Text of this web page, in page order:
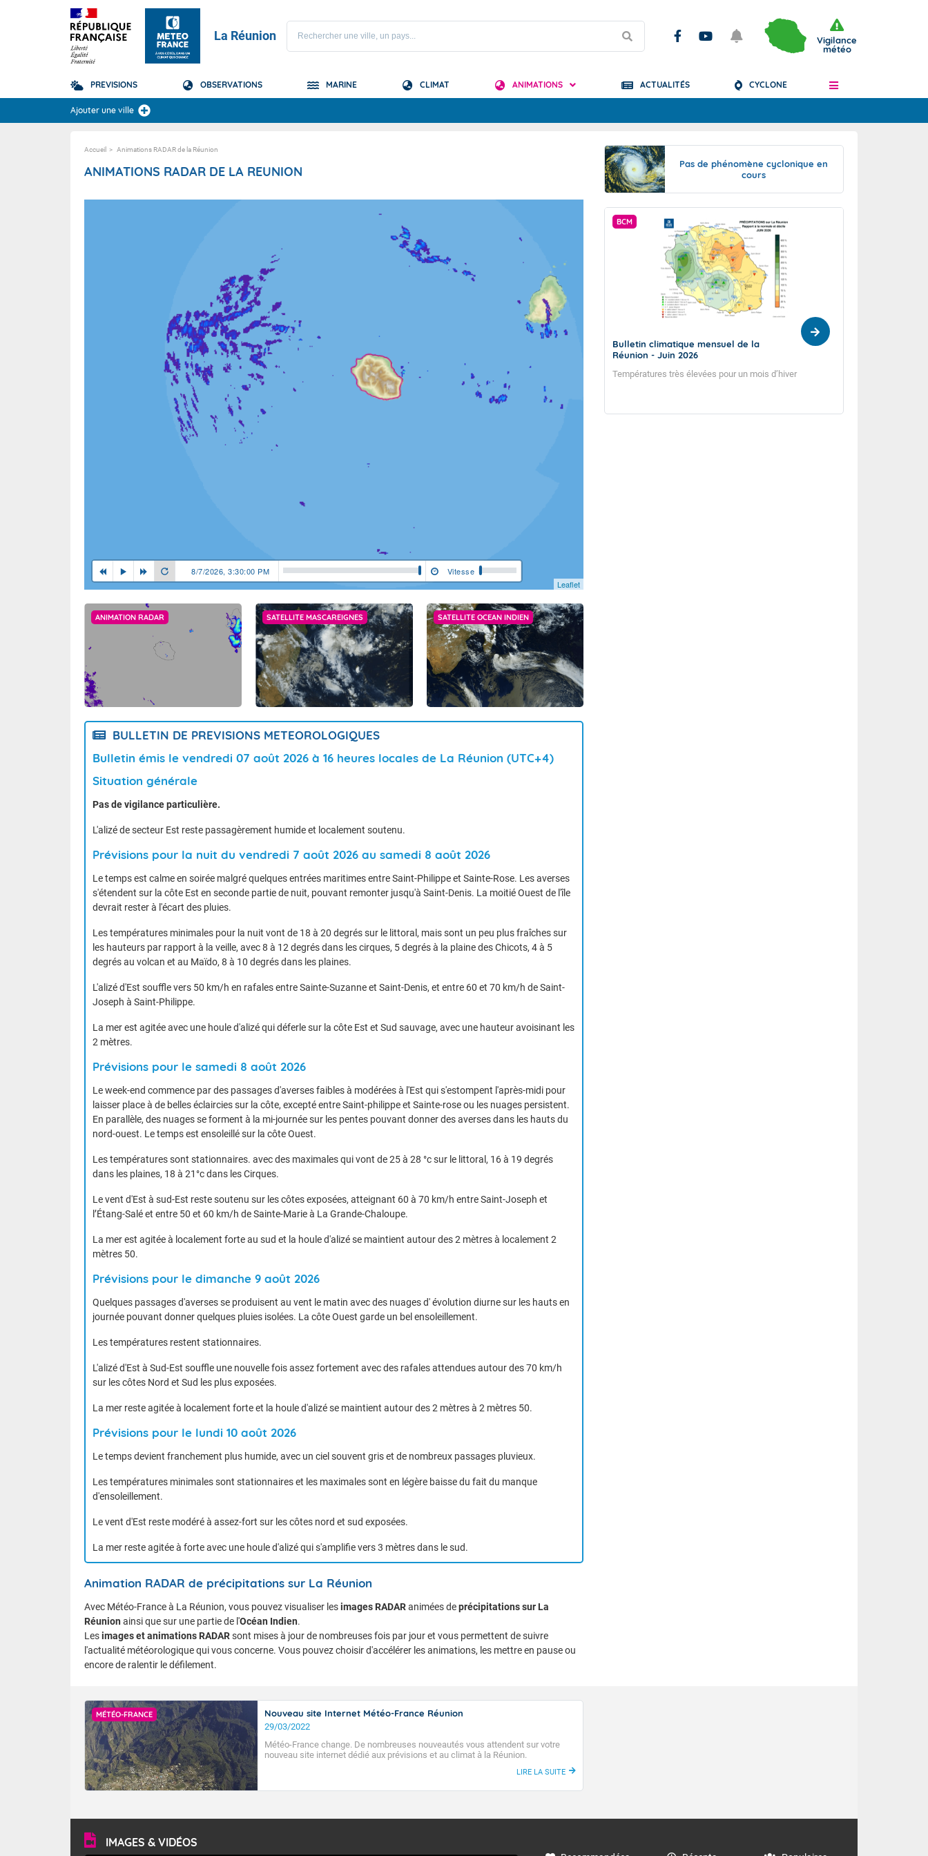
La Réunion
Prévisions
TOUS LES RÉSULTATS
Articles
Vigilance
météo
PREVISIONS OBSERVATIONS MARINE CLIMAT ANIMATIONS ACTUALITÉS CYCLONE
Ajouter une ville
Accueil Animations RADAR de la Réunion
ANIMATIONS RADAR DE LA REUNION
8/7/2026, 3:30:00 PM
Vitesse
Leaflet
ANIMATION RADAR SATELLITE MASCAREIGNES SATELLITE OCEAN INDIEN
BULLETIN DE PREVISIONS METEOROLOGIQUES
Bulletin émis le vendredi 07 août 2026 à 16 heures locales de La Réunion (UTC+4)
Situation générale
Pas de vigilance particulière.
L'alizé de secteur Est reste passagèrement humide et localement soutenu.
Prévisions pour la nuit du vendredi 7 août 2026 au samedi 8 août 2026
Le temps est calme en soirée malgré quelques entrées maritimes entre Saint-Philippe et Sainte-Rose. Les averses
s'étendent sur la côte Est en seconde partie de nuit, pouvant remonter jusqu'à Saint-Denis. La moitié Ouest de l'île
devrait rester à l'écart des pluies.
Les températures minimales pour la nuit vont de 18 à 20 degrés sur le littoral, mais sont un peu plus fraîches sur
les hauteurs par rapport à la veille, avec 8 à 12 degrés dans les cirques, 5 degrés à la plaine des Chicots, 4 à 5
degrés au volcan et au Maïdo, 8 à 10 degrés dans les plaines.
L'alizé d'Est souffle vers 50 km/h en rafales entre Sainte-Suzanne et Saint-Denis, et entre 60 et 70 km/h de Saint-
Joseph à Saint-Philippe.
La mer est agitée avec une houle d'alizé qui déferle sur la côte Est et Sud sauvage, avec une hauteur avoisinant les
2 mètres.
Prévisions pour le samedi 8 août 2026
Le week-end commence par des passages d'averses faibles à modérées à l'Est qui s'estompent l'après-midi pour
laisser place à de belles éclaircies sur la côte, excepté entre Saint-philippe et Sainte-rose ou les nuages persistent.
En parallèle, des nuages se forment à la mi-journée sur les pentes pouvant donner des averses dans les hauts du
nord-ouest. Le temps est ensoleillé sur la côte Ouest.
Les températures sont stationnaires. avec des maximales qui vont de 25 à 28 °c sur le littoral, 16 à 19 degrés
dans les plaines, 18 à 21°c dans les Cirques.
Le vent d'Est à sud-Est reste soutenu sur les côtes exposées, atteignant 60 à 70 km/h entre Saint-Joseph et
l’Étang-Salé et entre 50 et 60 km/h de Sainte-Marie à La Grande-Chaloupe.
La mer est agitée à localement forte au sud et la houle d'alizé se maintient autour des 2 mètres à localement 2
mètres 50.
Prévisions pour le dimanche 9 août 2026
Quelques passages d'averses se produisent au vent le matin avec des nuages d' évolution diurne sur les hauts en
journée pouvant donner quelques pluies isolées. La côte Ouest garde un bel ensoleillement.
Les températures restent stationnaires.
L'alizé d'Est à Sud-Est souffle une nouvelle fois assez fortement avec des rafales attendues autour des 70 km/h
sur les côtes Nord et Sud les plus exposées.
La mer reste agitée à localement forte et la houle d'alizé se maintient autour des 2 mètres à 2 mètres 50.
Prévisions pour le lundi 10 août 2026
Le temps devient franchement plus humide, avec un ciel souvent gris et de nombreux passages pluvieux.
Les températures minimales sont stationnaires et les maximales sont en légère baisse du fait du manque
d'ensoleillement.
Le vent d'Est reste modéré à assez-fort sur les côtes nord et sud exposées.
La mer reste agitée à forte avec une houle d'alizé qui s'amplifie vers 3 mètres dans le sud.
Animation RADAR de précipitations sur La Réunion
Avec Météo-France à La Réunion, vous pouvez visualiser lesimages RADARanimées deprécipitations sur La
Réunion ainsi que sur une partie de l'Océan Indien.
Lesimages et animations RADARsont mises à jour de nombreuses fois par jour et vous permettent de suivre
l'actualité météorologique qui vous concerne. Vous pouvez choisir d'accélérer les animations, les mettre en pause ou
encore de ralentir le défilement.
Pas de phénomène cyclonique en
cours
2026
Prévision de Juin 2026 pour le trimestre Juillet-Août-
Septembre 2026
BCM
Bulletin climatique mensuel de la
Réunion - Juin 2026
Températures très élevées pour un mois d’hiver
MÉTÉO-FRANCE Nouveau site Internet Météo-France Réunion
29/03/2022
Météo-France change. De nombreuses nouveautés vous attendent sur votre
nouveau site internet dédié aux prévisions et au climat à la Réunion.
LIRE LA SUITE
IMAGES & VIDÉOS